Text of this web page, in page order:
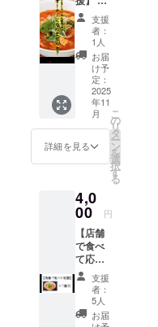
縁もありそ
の時代の流
行り、情
報、物事の
スピード感
を体験して
いた最中、
出会ったの
が「トマト
麺」でし
とトマトが
大嫌いな僕
が先輩に連
れられ嫌々
行った「ト
マト麺」の
味に衝撃を
ん専門
店の活
動を応
援して
くださ
る方 皆
さまの
温かい
応援
が、私
たちの
す。 そ
の想い
に心か
ら感謝
を込め
て、お
礼の
メッ
セージ
をお届
詳細：3
店舗目
のオー
ナー募
集（正
社員
（店
長）、
アルバ
イトは
すでに
在籍）
・提供
FC加盟
のQ＆A
の送付
・注意
事項：
本案件
の募集
は通常
の募集
と変更
支援
者：
1人
お届
け予
定：
2025
年11
月
詳細を見る
こ
の
リ
タ
ー
ン
を
選
択
す
る
4,0
00 円
【店舗
で食べ
て応
援】 各
店舗の1
番人気
とまと
麺×1食
支援
者：
5人
お届